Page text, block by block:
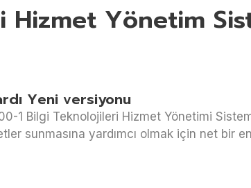
Yönetim
Yeni versiyonu
1 Bilgi Teknolojileri Hizmet Yönetimi
sunmasına yardımcı olmak için net bir